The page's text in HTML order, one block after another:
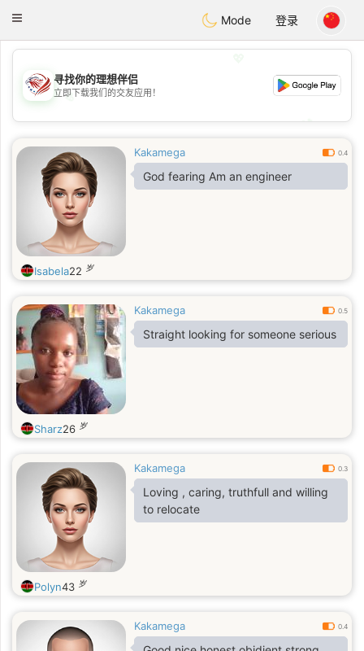
Dating
Toggle
Mode 登录
💖
💕
寻找你的理想伴侣
立即下载我们的交友应用！
Kakamega 0.4
God fearing Am an engineer
Isabela22 岁
Kakamega 0.5
Straight looking for someone serious
Sharz26 岁
Kakamega 0.3
Loving , caring, truthfull and willing
to relocate
Polyn43 岁
Kakamega 0.4